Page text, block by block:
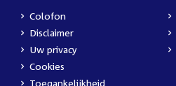
Colofon
Disclaimer
Uw privacy
Cookies
Toegankelijkheid